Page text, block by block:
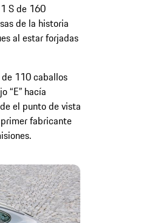
S de 160
de la historia
al estar forjadas
110 caballos
“E” hacía
el punto de vista
fabricante